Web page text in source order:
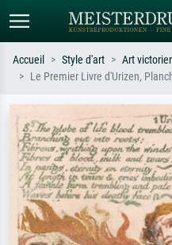
Recherchez par artiste, titre ou style –
ex. Monet, Nuit étoilée,
impressionnisme, vague de Hokusai,
nu.
Accueil Style d'art Art
Le Premier Livre d'Urizen,